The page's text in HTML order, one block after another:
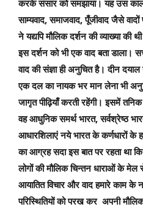
करके संसार को समझाया। यह उस
साम्यवाद,समाजवाद,पूँजीवाद जैसे वादों
ने यद्यपि मौलिक दर्शन की व्याख्या की
इस दर्शन को भी एक वाद बता डाला।
वाद की संज्ञा ही अनुचित है। दीन
एक दल का नायक भर मान लेना भी
जागृत पीढ़ियाँ करती रहेंगी। इसमें
वह आधुनिक समर्थ भारत,सर्वश्रेष्ठ
आधारशिलाएं नये भारत के कर्णधारों के
का आग्रह सदा इस बात पर रहता था
लोगों की मौलिक चिन्तन धाराओं के मेल
आयातित विचार और वाद हमारे काम
परिस्थितियों को परख कर अपनी